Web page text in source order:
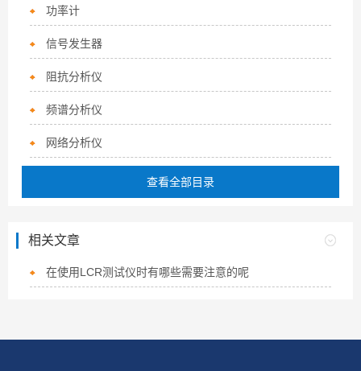
功率计
信号发生器
阻抗分析仪
频谱分析仪
网络分析仪
查看全部目录
相关文章
在使用LCR测试仪时有哪些需要注意的呢